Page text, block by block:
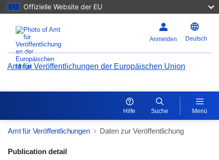
Offizielle Website der EU
Anmelden Deutsch
Amt für Veröffentlichungen der Europäischen Union
Hilfe Suche Menü
Amt für Veröffentlichungen Daten zur Veröffentlichung
Publication Detail Actions Portlet
Publication detail